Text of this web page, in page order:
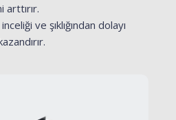
arttırır.
ve şıklığından dolayı